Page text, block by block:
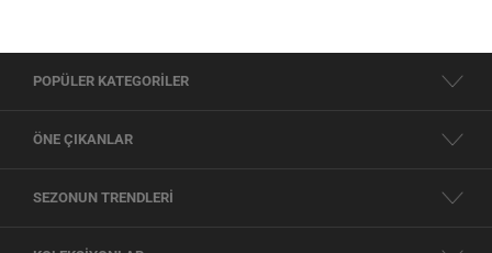
POPÜLER KATEGORİLER
ÖNE ÇIKANLAR
SEZONUN TRENDLERİ